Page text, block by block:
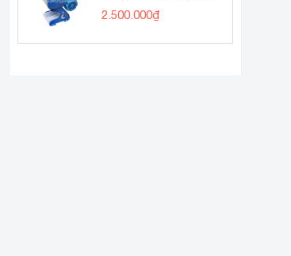
(thịt bò tái phở)
2.500.000₫